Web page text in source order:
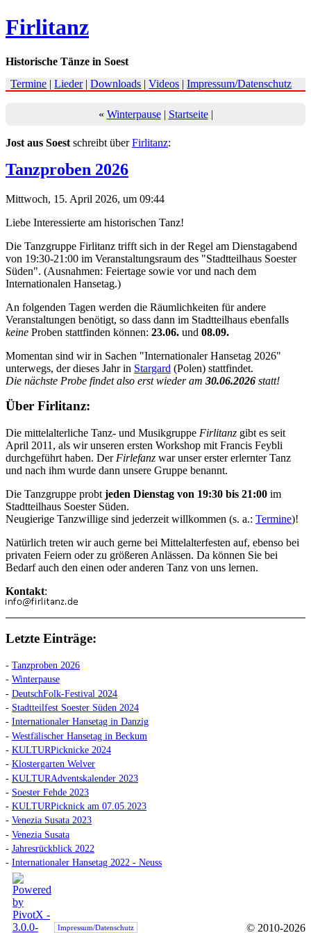
Firlitanz
Historische Tänze in Soest
Termine |Lieder|Downloads |Videos |Impressum/Datenschutz
« Winterpause| Startseite|
Jost aus Soest schreibt überFirlitanz:
Tanzproben 2026
Mittwoch, 15. April 2026, um 09:44
Liebe Interessierte am historischen Tanz!
Die Tanzgruppe Firlitanz trifft sich in der Regel am Dienstagabend
von 19:30-21:00 im Veranstaltungsraum des "Stadtteilhaus Soester
Süden". (Ausnahmen: Feiertage sowie vor und nach dem
Internationalen Hansetag.)
An folgenden Tagen werden die Räumlichkeiten für andere
Veranstaltungen benötigt, so dass dann im Stadtteilhaus ebenfalls
keine Proben stattfinden können: 23.06. und 08.09.
Momentan sind wir in Sachen "Internationaler Hansetag 2026"
unterwegs, der dieses Jahr in Stargard (Polen) stattfindet.
Die nächste Probe findet also erst wieder am 30.06.2026 statt!
Über Firlitanz:
Die mittelalterliche Tanz- und Musikgruppe Firlitanz gibt es seit
April 2011, als wir unseren ersten Workshop mit Francis Feybli
durchgeführt haben. Der Firlefanz war unser erster erlernter Tanz
und nach ihm wurde dann unsere Gruppe benannt.
Die Tanzgruppe probt jeden Dienstag von 19:30 bis 21:00 im
Stadtteilhaus Soester Süden.
Neugierige Tanzwillige sind jederzeit willkommen (s. a.: Termine)!
Natürlich treten wir auch gerne bei Mittelalterfesten auf, ebenso bei
privaten Feiern oder zu größeren Anlässen. Da können Sie bei
Bedarf auch den einen oder anderen Tanz von uns lernen.
Kontakt:
Letzte Einträge:
- Tanzproben 2026
- Winterpause
- DeutschFolk-Festival 2024
- Stadtteilfest Soester Süden 2024
- Internationaler Hansetag in Danzig
- Westfälischer Hansetag in Beckum
- KULTURPicknicke 2024
- Klostergarten Welver
- KULTURAdventskalender 2023
- Soester Fehde 2023
- KULTURPicknick am 07.05.2023
- Venezia Susata 2023
- Venezia Susata
- Jahresrückblick 2022
- Internationaler Hansetag 2022 - Neuss
Impressum/Datenschutz © 2010-2026